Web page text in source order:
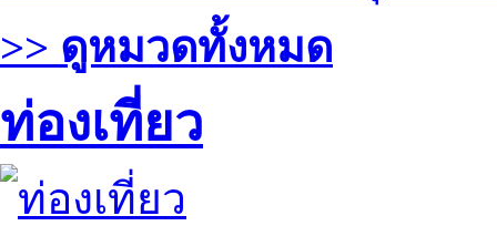
>> ดูหมวดทั้งหมด
ท่องเที่ยว